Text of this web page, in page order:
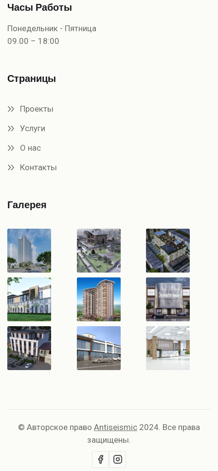
Часы Работы
Понедельник - Пятница
09.00 – 18:00
Страницы
Проекты
Услуги
О нас
Контакты
Галерея
© Авторское право Antiseismic 2024. Все права
защищены.